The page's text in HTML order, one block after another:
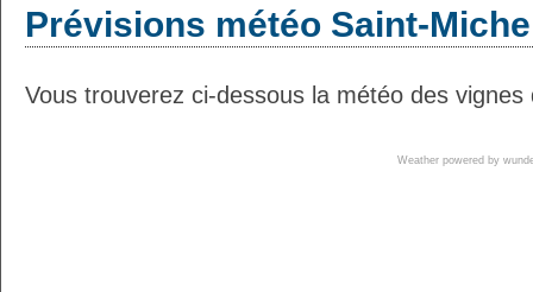
Prévisions météo Saint-
Vous trouverez ci-dessous la météo des
Weather powered by